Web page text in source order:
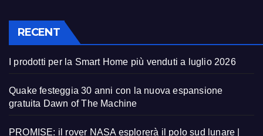
RECENT
I prodotti per la Smart Home più venduti a luglio 2026
Quake festeggia 30 anni con la nuova espansione
gratuita Dawn of The Machine
PROMISE: il rover NASA esplorerà il polo sud lunare |